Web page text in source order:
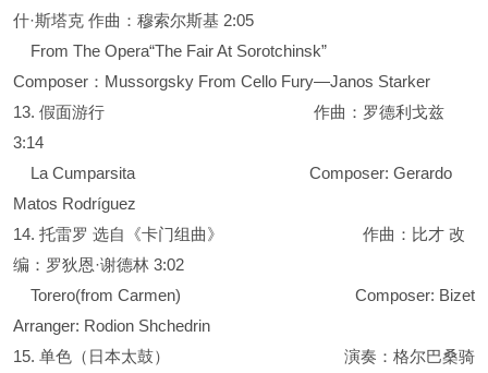
什·斯塔克 作曲：穆索尔斯基 2:05
From The Opera“The Fair At Sorotchinsk”
Composer：Mussorgsky From Cello Fury—Janos Starker
13. 假面游行 作曲：罗德利戈兹
3:14
La Cumparsita Composer: Gerardo
Matos Rodríguez
14. 托雷罗 选自《卡门组曲》 作曲：比才 改
编：罗狄恩·谢德林 3:02
Torero(from Carmen) Composer: Bizet
Arranger: Rodion Shchedrin
15. 单色（日本太鼓） 演奏：格尔巴桑骑